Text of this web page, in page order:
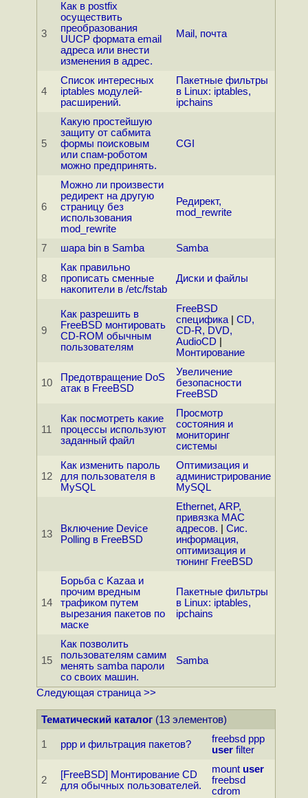
3
Как в postfix
осуществить
преобразования
UUCP формата email
адреса или внести
изменения в адрес.
Mail, почта
4
Список интересных
iptables модулей-
расширений.
Пакетные фильтры
в Linux: iptables,
ipchains
5
Какую простейшую
защиту от сабмита
формы поисковым
или спам-роботом
можно предпринять.
CGI
6
Можно ли произвести
редирект на другую
страницу без
использования
mod_rewrite
Редирект,
mod_rewrite
7 шара bin в Samba Samba
8
Как правильно
прописать сменные
накопители в /etc/fstab
Диски и файлы
9
Как разрешить в
FreeBSD монтировать
CD-ROM обычным
пользователям
FreeBSD
специфика| CD,
CD-R, DVD,
AudioCD
Монтирование
10
Предотвращение DoS
атак в FreeBSD
Увеличение
безопасности
FreeBSD
11
Как посмотреть какие
процессы используют
заданный файл
Просмотр
состояния и
мониторинг
системы
12
Как изменить пароль
для пользователя в
MySQL
Оптимизация и
администрирование
MySQL
13
Включение Device
Polling в FreeBSD
Ethernet, ARP,
привязка MAC
адресов.
Сис.
информация,
оптимизация и
тюнинг FreeBSD
14
Борьба с Kazaa и
прочим вредным
трафиком путем
вырезания пакетов по
маске
Пакетные фильтры
в Linux: iptables,
ipchains
15
Как позволить
пользователям самим
менять samba пароли
со своих машин.
Samba
Следующая страница >>
Тематический каталог(13 элементов)
1 ppp и фильтрация пакетов? freebsd ppp
user filter
2
[FreeBSD] Монтирование CD
для обычных пользователей.
mount user
freebsd
cdrom